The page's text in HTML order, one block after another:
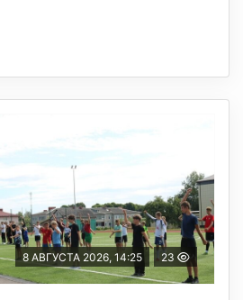
8 АВГУСТА 2026, 14:25 23